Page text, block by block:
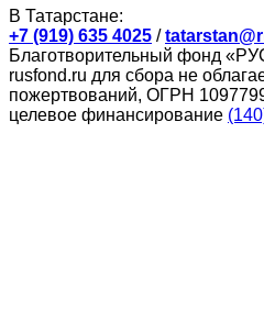
В Татарстане:
+7 (919) 635 4025 /
Благотворительный фонд
rusfond.ru для сбора не
пожертвований, ОГРН
целевое финансирование